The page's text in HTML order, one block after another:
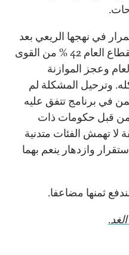
في نهجها الريعي بعد
أن بلغت نسبة العاملين في القطاع العام 42 % من القوى
وعجز الموازنة
وترحيل المشكلة لم
في برنامج تتفق عليه
من قبل حكومات ذات
لا تهمش الفئات متدنية
وازدهار ينعم بهما
ثمنها مضاعفا.
الغد.